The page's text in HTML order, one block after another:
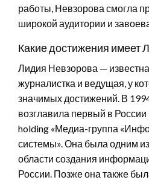
работы, Невзорова смогла
широкой аудитории и
Какие достижения имеет
Лидия Невзорова —
журналистка и ведущая, у
значимых достижений. В
возглавила первый в
holding «Медиа-группа
системы». Она была одним
области создания
России. Позже она также